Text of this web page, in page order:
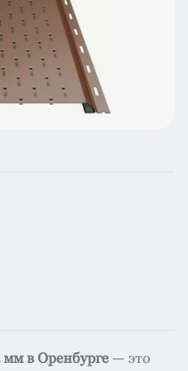
элементы
Водосточная
система
Изоляция
все
Смотреть
все
категории
в Оренбурге — это